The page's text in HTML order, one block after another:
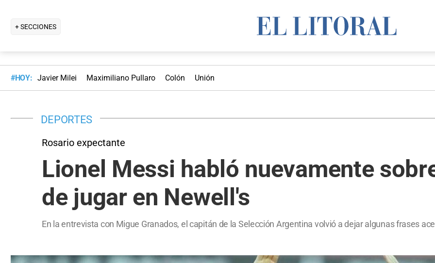
+ SECCIONES
#HOY: Javier Milei Maximiliano Pullaro Colón Unión
DEPORTES
Rosario expectante
Lionel Messi habló nuevamente
de jugar en Newell's
En la entrevista con Migue Granados, el capitán de la Selección Argentina volvió a dejar algunas frases